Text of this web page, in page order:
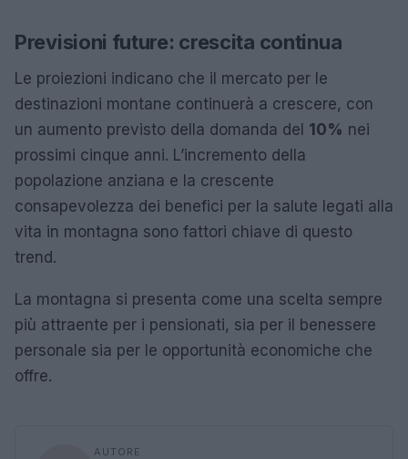
Previsioni future: crescita continua
Le proiezioni indicano che il mercato per le
destinazioni montane continuerà a crescere, con
un aumento previsto della domanda del 10% nei
prossimi cinque anni. L’incremento della
popolazione anziana e la crescente
consapevolezza dei benefici per la salute legati alla
vita in montagna sono fattori chiave di questo
trend.
La montagna si presenta come una scelta sempre
più attraente per i pensionati, sia per il benessere
personale sia per le opportunità economiche che
offre.
AUTORE